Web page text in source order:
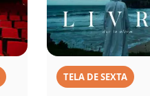
TELA DE SEXTA